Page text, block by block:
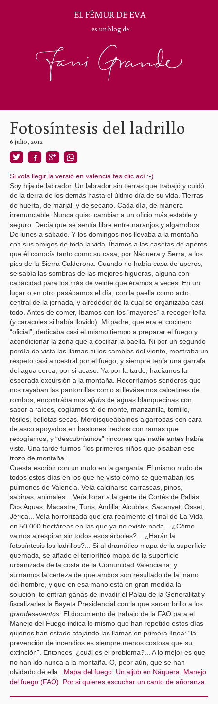
EL FÉMUR DE EVA
es un blog de
Fotosíntesis del ladrillo
6 julio, 2012
Si vols llegir la versió en valencià fes clic ací :-)
Soy hija de labrador. Un labrador sin tierras que trabajó y cuidó
de la tierra de los demás hasta el último día de su vida. Tierras
de huerta, de marjal, y de secano. Cada día, de manera
irrenunciable. Nunca quiso cambiar a un oficio más estable y
seguro. Decía que se sentía libre entre naranjos y algarrobos.
De lunes a sábado. Y los domingos nos llevaba a la montaña
con sus amigos de toda la vida. Íbamos a las casetas de aperos
que él conocía tanto como su casa, por Náquera y Serra, a los
pies de la Sierra Calderona. Cuando no había casa de aperos,
se sabía las sombras de las mejores higueras, alguna con
capacidad para los más de veinte que éramos a veces. En un
lugar o en otro pasábamos el día, con la paella como acto
central de la jornada, y alrededor de la cual se organizaba casi
todo. Antes de comer, íbamos con los “mayores” a recoger leña
(y caracoles si había llovido). Mi padre, que era el cocinero
“oficial”, dedicaba casi el mismo tiempo a preparar el fuego y
acondicionar la zona que a cocinar la paella. Ni por un segundo
perdía de vista las llamas ni los cambios del viento, mostraba un
respeto casi ancestral por el fuego, y siempre tenía una garrafa
del agua cerca, por si acaso. Ya por la tarde, hacíamos la
esperada excursión a la montaña. Recorríamos senderos que
nos rayaban las pantorrillas como si llevásemos calcetines de
rombos, encontrábamos aljubs de aguas blanquecinas con
sabor a raíces, cogíamos té de monte, manzanilla, tomillo,
fósiles, bellotas secas. Mordisqueábamos algarrobas con cara
de asco apoyados en bastones hechos con ramas que
recogíamos, y “descubríamos” rincones que nadie antes había
visto. Una tarde fuimos “los primeros niños que pisaban ese
trozo de montaña”.
Cuesta escribir con un nudo en la garganta. El mismo nudo de
todos estos días en los que he visto cómo se quemaban los
pulmones de Valencia. Veía calcinarse carrascas, pinos,
sabinas, animales... Veía llorar a la gente de Cortés de Pallás,
Dos Aguas, Macastre, Turís, Andilla, Alcublas, Sacanyet, Osset,
Jérica... Veía horrorizada que era realmente el final de La Vida
en 50.000 hectáreas en las que ya no existe nada ... ¿Cómo
vamos a respirar sin todos esos árboles?... ¿Harán la
fotosíntesis los ladrillos?... Si al dramático mapa de la superficie
quemada, se añade el terrorífico mapa de la superficie
urbanizada de la costa de la Comunidad Valenciana, y
sumamos la certeza de que ambos son resultado de la mano
del hombre, y que en esa mano está en gran medida la
solución, te entran ganas de invadir el Palau de la Generalitat y
fiscalizarles la Bayeta Presidencial con la que sacan brillo a los
grandeseventos . El documento de trabajo de la FAO para el
Manejo del Fuego indica lo mismo que han repetido estos días
quienes han estado atajando las llamas en primera línea: “la
prevención de incendios es siempre menos costosa que su
extinción”. Entonces, ¿cuál es el problema?... A lo mejor es que
no han ido nunca a la montaña. O, peor aún, que se han
olvidado de ella. Mapa del fuego Un aljub en Náquera
Manejo
del fuego (FAO)
Por si quieres escuchar un canto de añoranza